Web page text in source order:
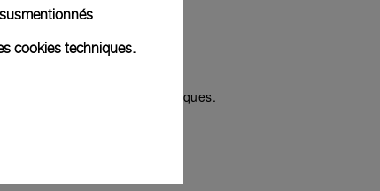
de leurs besoins spécifiques.
commentaires.
cookies techniques.